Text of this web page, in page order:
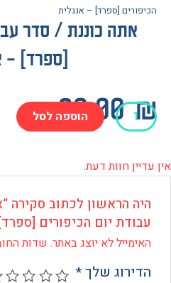
[ספרד] – אנגלית
כוננת / סדר עבודת
[ספרד] –
הוספה לסל
חוות דעת.
הראשון לכתוב סקירה “אתה
יום הכיפורים [ספרד] –
לא יוצג באתר.שדות החובה
שלך*